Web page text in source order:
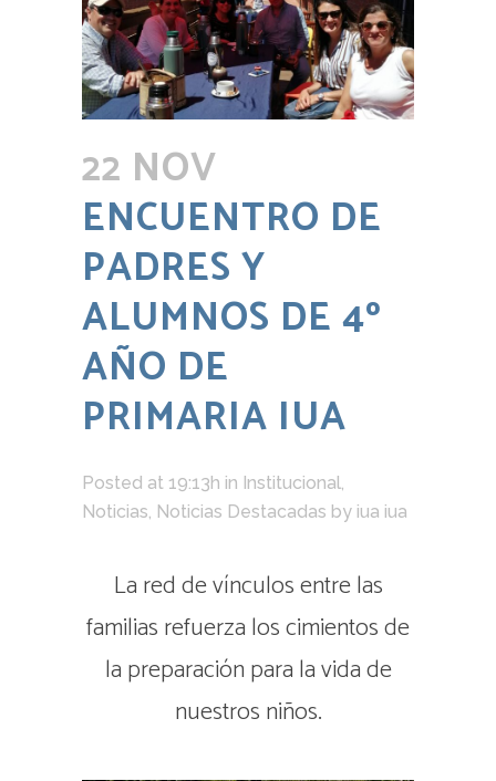
22 NOV
ENCUENTRO DE
PADRES Y
ALUMNOS DE 4º
AÑO DE
PRIMARIA IUA
Posted at 19:13h in Institucional,
Noticias, Noticias Destacadas by iua iua
La red de vínculos entre las
familias refuerza los cimientos de
la preparación para la vida de
nuestros niños.